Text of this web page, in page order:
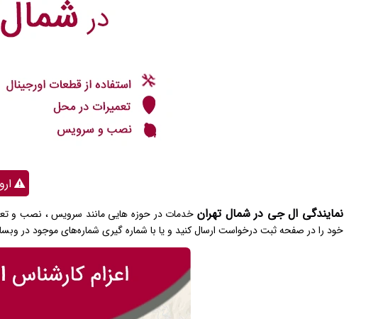
نمایندگی ال جی در شمال تهران خدمات در حوزه هایی مانند سرویس ، نصب و
خود را در صفحه ثبت درخواست ارسال کنید و یا با شماره گیری شماره‌های موجود در